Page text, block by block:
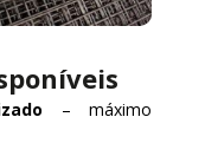
– máximo